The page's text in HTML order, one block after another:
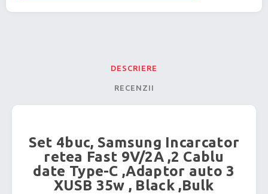
DESCRIERE
RECENZII
Set 4buc, Samsung Incarcator
retea Fast 9V/2A ,2 Cablu
date Type-C ,Adaptor auto 3
XUSB 35w , Black ,Bulk